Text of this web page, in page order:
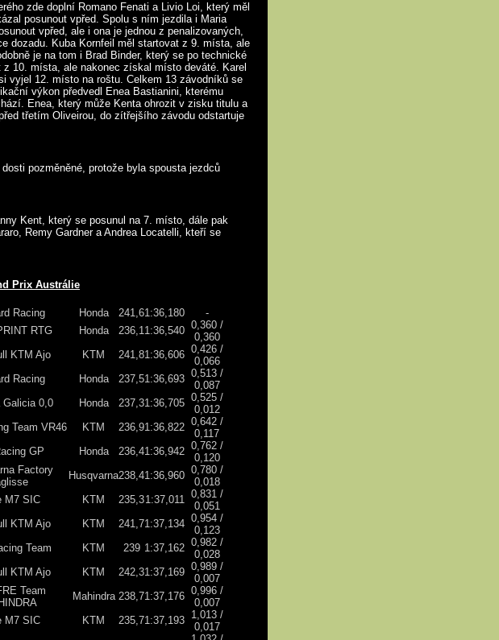
zde doplní Romano Fenati a Livio Loi, který měl
posunout vpřed. Spolu s ním jezdila i Maria
vpřed, ale i ona je jednou z penalizovaných,
dozadu. Kuba Kornfeil měl startovat z 9. místa, ale
je na tom i Brad Binder, který se po technické
10. místa, ale nakonec získal místo deváté. Karel
vyjel 12. místo na roštu. Celkem 13 závodníků se
výkon předvedl Enea Bastianini, kterému
Enea, který může Kenta ohrozit v zisku titulu a
třetím Oliveirou, do zítřejšího závodu odstartuje
pozměněné, protože byla spousta jezdců
Kent, který se posunul na 7. místo, dále pak
Remy Gardner a Andrea Locatelli, kteří se
Prix Austrálie
Racing Honda 241,61:36,180
-
RTG Honda 236,11:36,540 0,360 /
0,360
KTM Ajo KTM 241,81:36,606 0,426 /
0,066
Racing Honda 237,51:36,693 0,513 /
0,087
Galicia 0,0 Honda 237,31:36,705 0,525 /
0,012
Team VR46 KTM 236,91:36,822 0,642 /
0,117
GP Honda 236,41:36,942 0,762 /
0,120
Factory
Husqvarna238,41:36,960 0,780 /
0,018
M7 SIC KTM 235,31:37,011 0,831 /
0,051
KTM Ajo KTM 241,71:37,134 0,954 /
0,123
Team KTM 239 1:37,162 0,982 /
0,028
KTM Ajo KTM 242,31:37,169 0,989 /
0,007
Team
Mahindra 238,71:37,176 0,996 /
0,007
M7 SIC KTM 235,71:37,193 1,013 /
0,017